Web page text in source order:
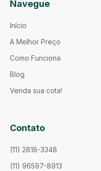
Navegue
Início
A Melhor Preço
Como Funciona
Blog
Venda sua cota!
Contato
(11) 2818-3348
(11) 96597-8913